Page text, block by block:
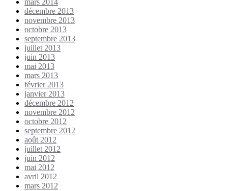
mars 2014
décembre 2013
novembre 2013
octobre 2013
septembre 2013
juillet 2013
juin 2013
mai 2013
mars 2013
février 2013
janvier 2013
décembre 2012
novembre 2012
octobre 2012
septembre 2012
août 2012
juillet 2012
juin 2012
mai 2012
avril 2012
mars 2012